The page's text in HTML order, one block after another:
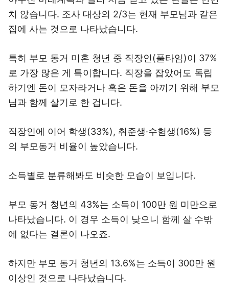
치 않습니다. 조사 대상의 2/3는 현재 부모님과 같은
집에 사는 것으로 나타났습니다.
특히 부모 동거 미혼 청년 중 직장인(풀타임)이 37%
로 가장 많은 게 특이합니다. 직장을 잡았어도 독립
하기엔 돈이 모자라거나 혹은 돈을 아끼기 위해 부모
님과 함께 살기로 한 겁니다.
직장인에 이어 학생(33%), 취준생·수험생(16%) 등
의 부모동거 비율이 높았습니다.
소득별로 분류해봐도 비슷한 모습이 보입니다.
부모 동거 청년의 43%는 소득이 100만 원 미만으로
나타났습니다. 이 경우 소득이 낮으니 함께 살 수밖
에 없다는 결론이 나오죠.
하지만 부모 동거 청년의 13.6%는 소득이 300만 원
이상인 것으로 나타났습니다.